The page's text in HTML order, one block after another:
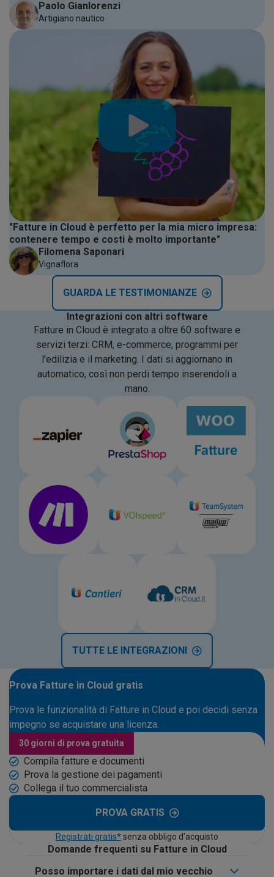
Paolo Gianlorenzi
Artigiano nautico
"Fatture in Cloud è perfetto per la mia micro impresa:
contenere tempo e costi è molto importante"
Filomena Saponari
Vignaflora
GUARDA LE TESTIMONIANZE
Integrazioni con altri software
Fatture in Cloud è integrato a oltre 60 software e
servizi terzi: CRM, e-commerce, programmi per
l'edilizia e il marketing. I dati si aggiornano in
automatico, così non perdi tempo inserendoli a
mano.
TUTTE LE INTEGRAZIONI
Prova Fatture in Cloud gratis
Prova le funzionalità di Fatture in Cloud e poi decidi senza
impegno se acquistare una licenza.
30 giorni di prova gratuita
Compila fatture e documenti
Prova la gestione dei pagamenti
Collega il tuo commercialista
PROVA GRATIS
Registrati gratis*senza obbligo d’acquisto
Domande frequenti su Fatture in Cloud
Posso importare i dati dal mio vecchio